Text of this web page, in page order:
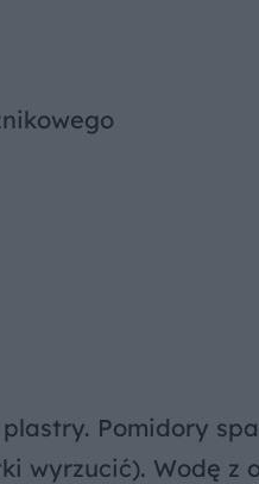
Pomidory
wyrzucić). Wodę z